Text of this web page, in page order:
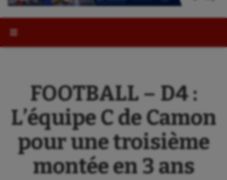
FOOTBALL – D4 :
L’équipe C de Camon
pour une troisième
montée en 3 ans